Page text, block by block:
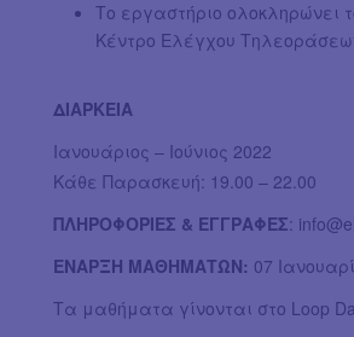
Το εργαστήριο ολοκληρώνει
Κέντρο Ελέγχου
ΔΙΑΡΚΕΙΑ
Ιανουάριος – Ιούνιος 2022
Κάθε Παρασκευή: 19.00 – 22.00
ΠΛΗΡΟΦΟΡΙΕΣ & ΕΓΓΡΑΦΕΣ:
ΕΝΑΡΞΗ ΜΑΘΗΜΑΤΩΝ: 07
Τα μαθήματα γίνονται στο Loop